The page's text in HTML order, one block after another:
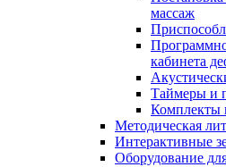
массаж
кабинета
Таймеры и
Комплекты
Методическая
Интерактивные
Оборудование